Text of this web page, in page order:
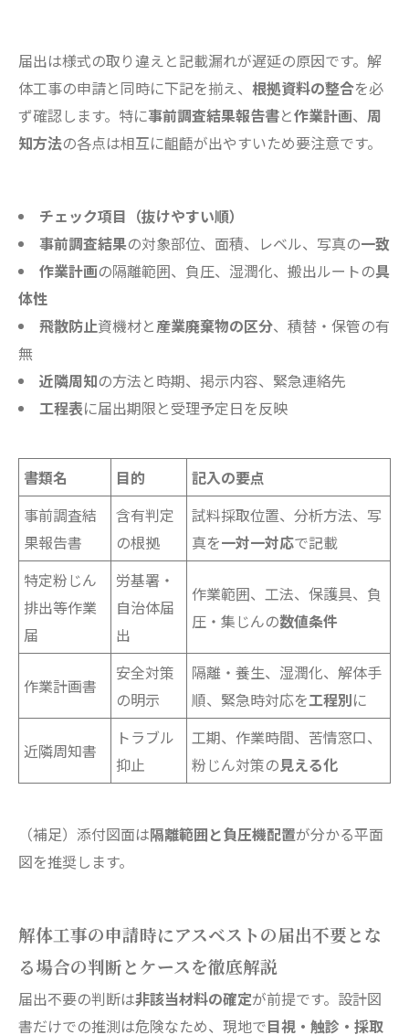
届出は様式の取り違えと記載漏れが遅延の原因です。解
体工事の申請と同時に下記を揃え、 根拠資料の整合を必
ず確認します。特に事前調査結果報告書と作業計画、 周
知方法の各点は相互に齟齬が出やすいため要注意です。
チェック項目（抜けやすい順）
事前調査結果の対象部位、面積、レベル、写真の一致
作業計画の隔離範囲、負圧、湿潤化、搬出ルートの具
体性
飛散防止資機材と産業廃棄物の区分、積替・保管の有
無
近隣周知の方法と時期、掲示内容、緊急連絡先
工程表に届出期限と受理予定日を反映
書類名 目的
記入の要点
事前調査結
果報告書
含有判定
の根拠
試料採取位置、分析方法、写
真を一対一対応で記載
特定粉じん
排出等作業
届
労基署・
自治体届
出
作業範囲、工法、保護具、負
圧・集じんの数値条件
作業計画書
安全対策
の明示
隔離・養生、湿潤化、解体手
順、緊急時対応を工程別に
近隣周知書
トラブル
抑止
工期、作業時間、苦情窓口、
粉じん対策の見える化
（補足）添付図面は隔離範囲と負圧機配置が分かる平面
図を推奨します。
解体工事の申請時にアスベストの届出不要とな
る場合の判断とケースを徹底解説
届出不要の判断は非該当材料の確定が前提です。設計図
書だけでの推測は危険なため、現地で目視・触診・採取